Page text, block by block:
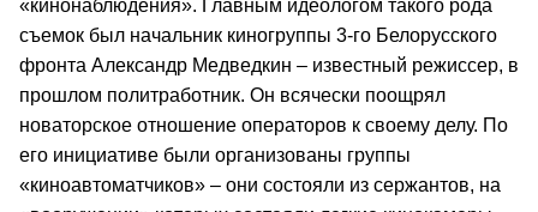
«кинонаблюдения». Главным идеологом такого рода
съемок был начальник киногруппы 3-го Белорусского
фронта Александр Медведкин – известный режиссер, в
прошлом политработник. Он всячески поощрял
новаторское отношение операторов к своему делу. По
его инициативе были организованы группы
«киноавтоматчиков» – они состояли из сержантов, на